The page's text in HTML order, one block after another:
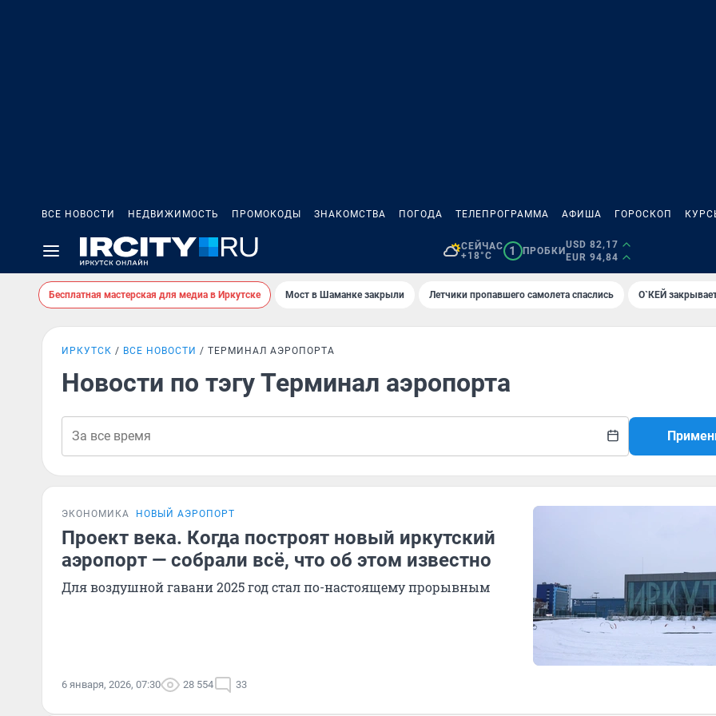
ВСЕ НОВОСТИ НЕДВИЖИМОСТЬ ПРОМОКОДЫ ЗНАКОМСТВА ПОГОДА ТЕЛЕПРОГРАММА АФИША ГОРОСКОП
СЕЙЧАС
+18°C
1 ПРОБКИ
USD 82,17
EUR 94,84
Бесплатная мастерская для медиа в Иркутске Мост в Шаманке закрыли Летчики пропавшего самолета спаслись О`КЕЙ
ИРКУТСК ВСЕ НОВОСТИ ТЕРМИНАЛ АЭРОПОРТА
Новости по тэгу Терминал аэропорта
ЭКОНОМИКА НОВЫЙ АЭРОПОРТ
Проект века. Когда построят новый иркутский
аэропорт — собрали всё, что об этом известно
Для воздушной гавани 2025 год стал по-настоящему прорывным
6 января, 2026, 07:30 28 554 33